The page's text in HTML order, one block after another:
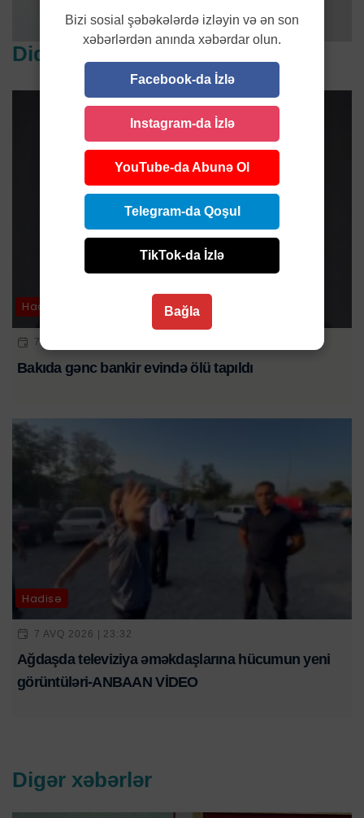
Diqqət çəkənlər
Hadisə
7 AVQ 2026 | 12:14
Bakıda gənc bankir evində ölü tapıldı
Hadisə
7 AVQ 2026 | 23:32
Ağdaşda televiziya əməkdaşlarına hücumun yeni
görüntüləri-ANBAAN VİDEO
Digər xəbərlər
Bizi sosial şəbəkələrdə izləyin və ən son
xəbərlərdən anında xəbərdar olun.
Facebook-da İzlə
Instagram-da İzlə
YouTube-da Abunə Ol
Telegram-da Qoşul
TikTok-da İzlə
Bağla